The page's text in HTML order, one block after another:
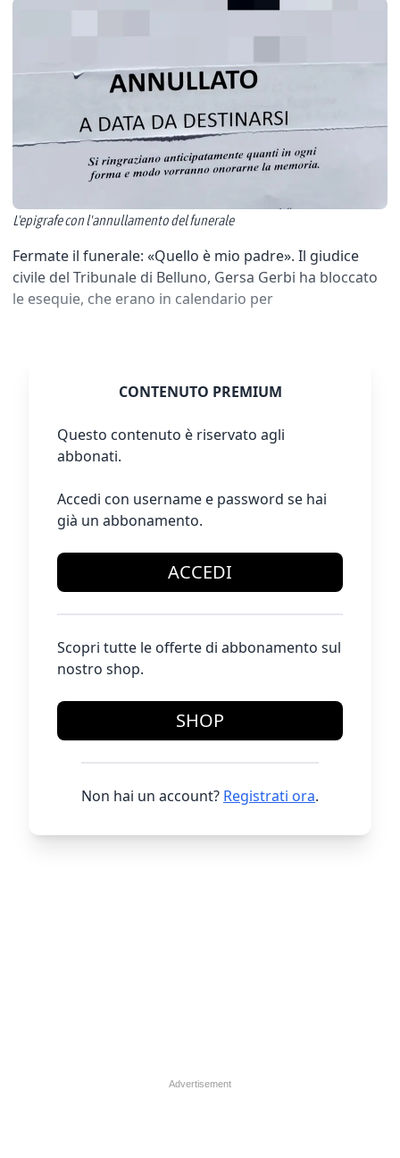
L'epigrafe con l'annullamento del funerale
Fermate il funerale: «Quello è mio padre». Il giudice
civile del Tribunale di Belluno, Gersa Gerbi ha bloccato
le esequie, che erano in calendario per
CONTENUTO PREMIUM
Questo contenuto è riservato agli
abbonati.
Accedi con username e password se hai
già un abbonamento.
ACCEDI
Scopri tutte le offerte di abbonamento sul
nostro shop.
SHOP
Non hai un account? Registrati ora.